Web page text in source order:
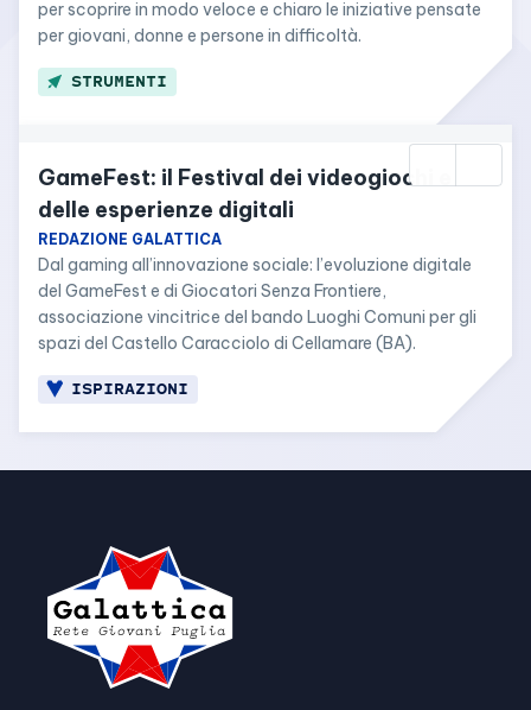
per scoprire in modo veloce e chiaro le iniziative pensate
per giovani, donne e persone in difficoltà.
STRUMENTI
GameFest: il Festival dei videogiochi e
delle esperienze digitali
REDAZIONE GALATTICA
Dal gaming all’innovazione sociale: l’evoluzione digitale
del GameFest e di Giocatori Senza Frontiere,
associazione vincitrice del bando Luoghi Comuni per gli
spazi del Castello Caracciolo di Cellamare (BA).
ISPIRAZIONI